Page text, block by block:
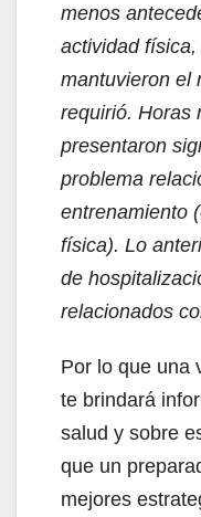
menos
actividad
mantuvieron el
requirió. Horas
presentaron
problema
entrenamiento
física). Lo
de
relacionados
Por lo que una
te brindará
salud y sobre
que un
mejores